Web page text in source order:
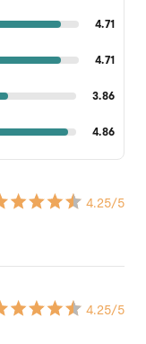
4.71
4.71
3.86
4.86
4.25/5
4.25/5